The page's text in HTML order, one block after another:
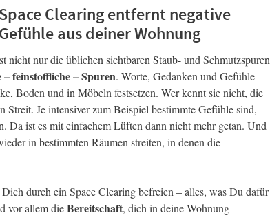
Space Clearing entfernt negative
Gefühle aus deiner Wohnung
nicht nur die üblichen sichtbaren Staub- und Schmutzspuren
feinstoffliche – Spuren. Worte, Gedanken und Gefühle
Boden und in Möbeln festsetzen. Wer kennt sie nicht, die
Je intensiver zum Beispiel bestimmte Gefühle sind,
Da ist es mit einfachem Lüften dann nicht mehr getan. Und
in bestimmten Räumen streiten, in denen die
durch ein Space Clearing befreien – alles, was Du dafür
vor allem dieBereitschaft, dich in deine Wohnung